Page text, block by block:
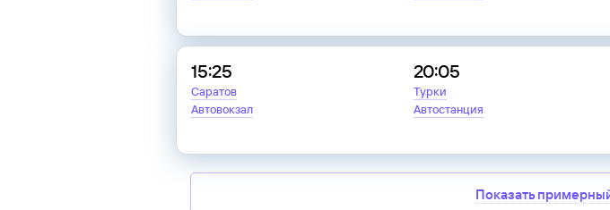
15:25
Саратов
Автовокзал
20:05
Турки
Автостанция
Показать